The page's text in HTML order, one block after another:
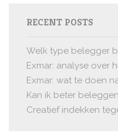
RECENT POSTS
Welk type belegger
Exmar: analyse over
Exmar: wat te doen
Kan ik beter
Creatief indekken